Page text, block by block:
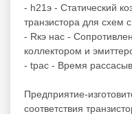
- h21э - Статический
транзистора для схем
- Rкэ нас -
коллектором и
- tрас - Время
Предприятие-
соответствия